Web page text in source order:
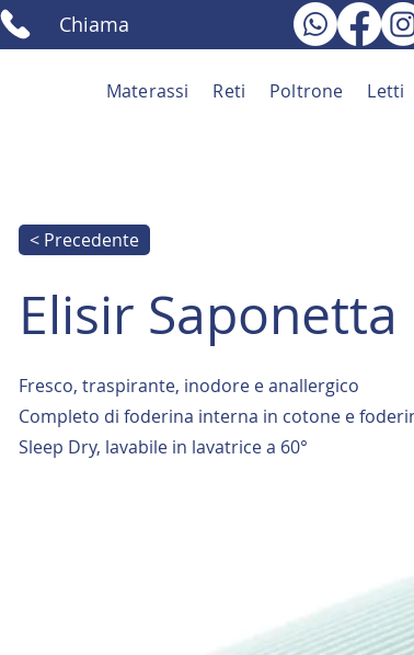
Chiama
Materassi Reti Poltrone Letti
< Precedente
Elisir Saponetta
Fresco, traspirante, inodore e anallergico
Completo di foderina interna in cotone e
Sleep Dry, lavabile in lavatrice a 60°